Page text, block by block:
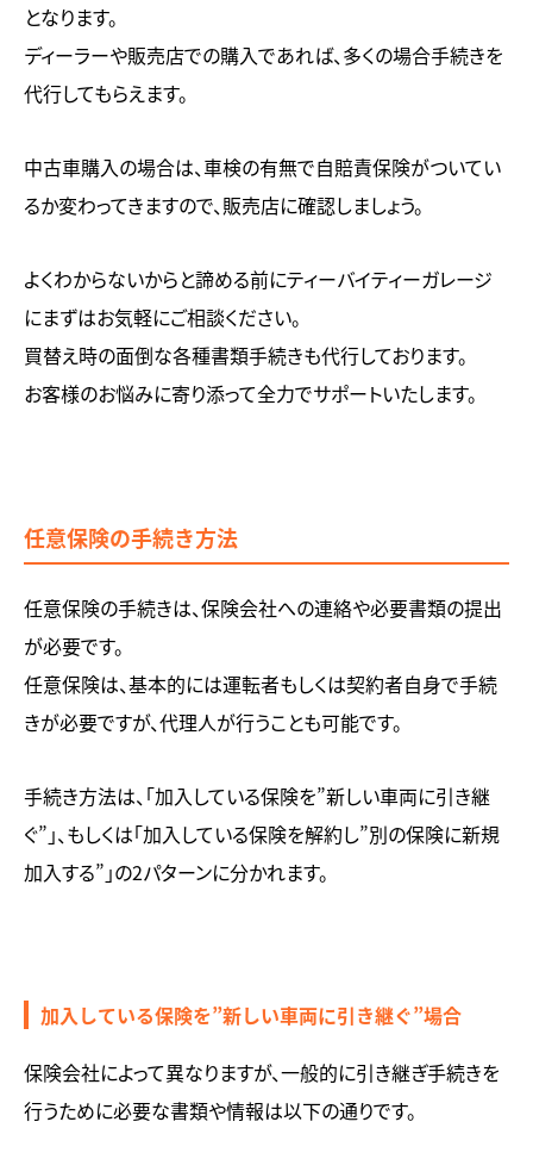
となります。
ディーラーや販売店での購入であれば、多くの場合手続きを
代行してもらえます。
中古車購入の場合は、車検の有無で自賠責保険がついてい
るか変わってきますので、販売店に確認しましょう。
よくわからないからと諦める前にティーバイティーガレージ
にまずはお気軽にご相談ください。
買替え時の面倒な各種書類手続きも代行しております。
お客様のお悩みに寄り添って全力でサポートいたします。
任意保険の手続き方法
任意保険の手続きは、保険会社への連絡や必要書類の提出
が必要です。
任意保険は、基本的には運転者もしくは契約者自身で手続
きが必要ですが、代理人が行うことも可能です。
手続き方法は、「加入している保険を”新しい車両に引き継
ぐ”」、もしくは「加入している保険を解約し”別の保険に新規
加入する”」の2パターンに分かれます。
加入している保険を”新しい車両に引き継ぐ”場合
保険会社によって異なりますが、一般的に引き継ぎ手続きを
行うために必要な書類や情報は以下の通りです。